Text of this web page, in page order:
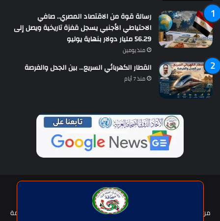
رسالة قوة من الاقتصاد المصري.. صافي
الاحتياطي الأجنبي يسجل قفزة تاريخية ويصل إلى
56.29 مليار دولار بنهاية يوليو
منذ يومين
القطار الكهربائي السريع… بين الجدل والفرصة
منذ 7 أيام
حقوق النشر © | جميع الحقوق محفوظة للاتحاد الدولى للصحافة العربية
2026
من نحن؟
عضوية الإتحاد سياسة الخصوصية
شروط الخدمة